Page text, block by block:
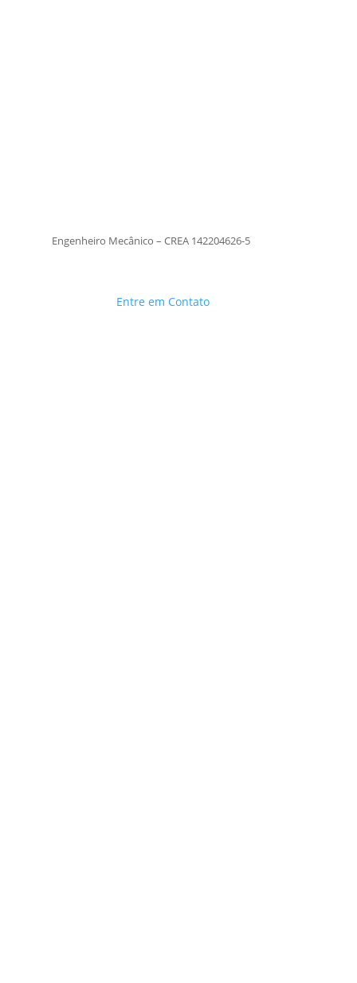
Engenheiro Mecânico – CREA 142204626-5
Entre em Contato